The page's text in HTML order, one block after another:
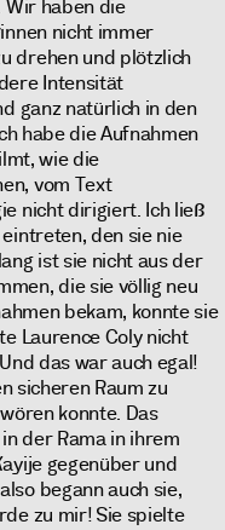
Wir haben die
nicht immer
drehen und plötzlich
Intensität
ganz natürlich in den
habe die Aufnahmen
wie die
vom Text
nicht dirigiert. Ich ließ
den sie nie
ist sie nicht aus der
die sie völlig neu
bekam, konnte sie
Laurence Coly nicht
das war auch egal!
sicheren Raum zu
konnte. Das
der Rama in ihrem
gegenüber und
begann auch sie,
zu mir! Sie spielte